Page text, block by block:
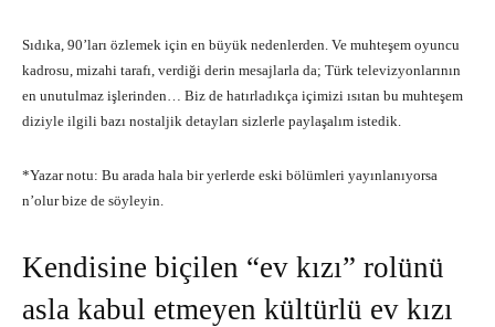
Sıdıka, 90’ları özlemek için en büyük nedenlerden. Ve muhteşem oyuncu
kadrosu, mizahi tarafı, verdiği derin mesajlarla da; Türk televizyonlarının
en unutulmaz işlerinden… Biz de hatırladıkça içimizi ısıtan bu muhteşem
diziyle ilgili bazı nostaljik detayları sizlerle paylaşalım istedik.
*Yazar notu: Bu arada hala bir yerlerde eski bölümleri yayınlanıyorsa
n’olur bize de söyleyin.
Kendisine biçilen “ev kızı” rolünü
asla kabul etmeyen kültürlü ev kızı